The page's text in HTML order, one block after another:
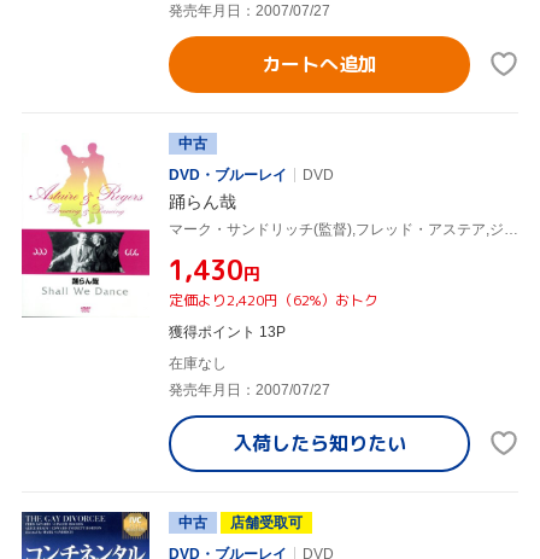
発売年月日：2007/07/27
カートへ追加
中古
DVD・ブルーレイ
DVD
踊らん哉
¥1,430円
定価より2,420円（62%）おトク
獲得ポイント 13P
在庫なし
発売年月日：2007/07/27
入荷したら知りたい
中古
店舗受取可
DVD・ブルーレイ
DVD